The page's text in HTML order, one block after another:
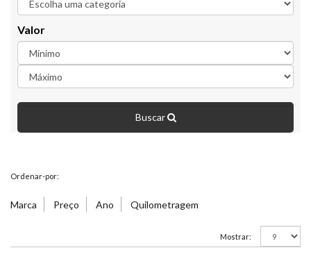
Valor
Buscar
Ordenar-por:
Marca Preço Ano Quilometragem
Mostrar: